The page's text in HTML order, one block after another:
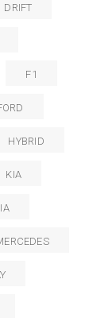
DRIFT
F1
HYBRID
KIA